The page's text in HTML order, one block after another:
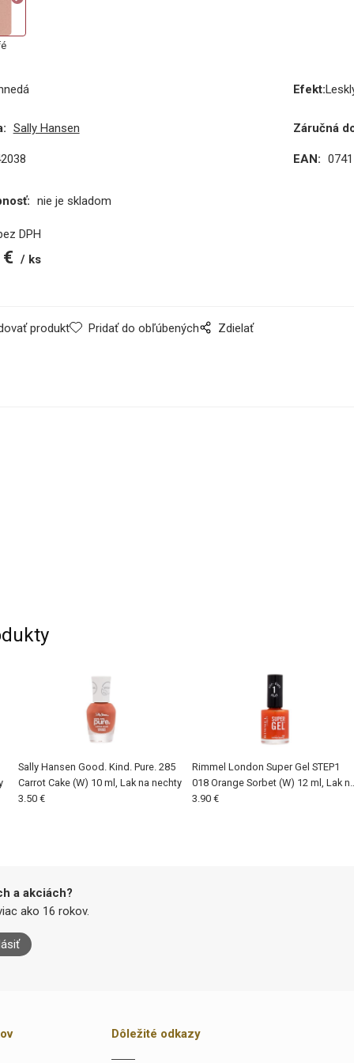
Efekt:
Sally Hansen Záručná
EAN:
nie je skladom
DPH
ks
produkt Pridať do obľúbených Zdielať
Sally Hansen Good. Kind. Pure. 285
Carrot Cake (W) 10 ml, Lak na nechty
3.50 €
Rimmel London Super Gel STEP1
018 Orange Sorbet (W) 12 ml, Lak
nechty
3.90 €
a akciách?
ako 16 rokov.
Dôležité odkazy